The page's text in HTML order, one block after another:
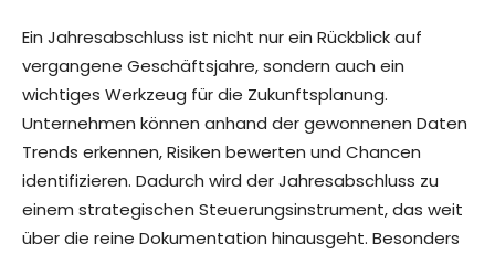
Ein Jahresabschluss ist nicht nur ein Rückblick auf
vergangene Geschäftsjahre, sondern auch ein
wichtiges Werkzeug für die Zukunftsplanung.
Unternehmen können anhand der gewonnenen Daten
Trends erkennen, Risiken bewerten und Chancen
identifizieren. Dadurch wird der Jahresabschluss zu
einem strategischen Steuerungsinstrument, das weit
über die reine Dokumentation hinausgeht. Besonders